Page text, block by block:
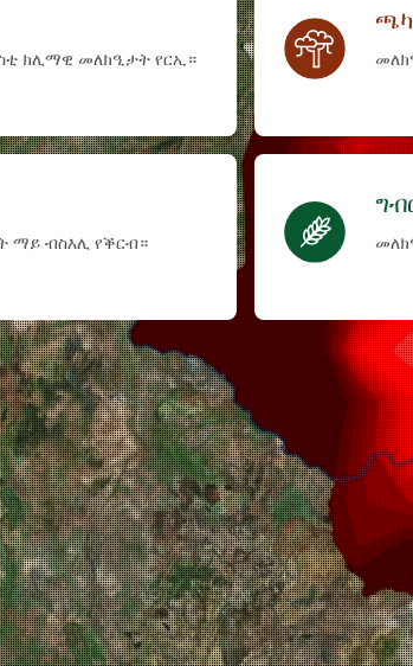
ክሊማዊ መለክዒታት የርኢ።
ጫካ
ማይ ብስእሊ የቕርብ።